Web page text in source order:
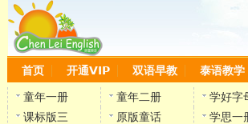
首页 开通VIP 双语早教 泰语教学
童年一册 童年二册 学好字
课标版三
原版童话 学思一